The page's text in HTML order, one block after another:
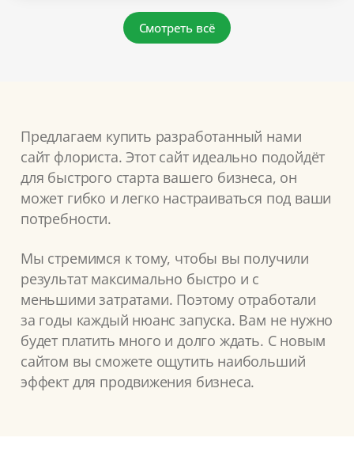
Смотреть всё
Предлагаем купить разработанный нами
сайт флориста. Этот сайт идеально подойдёт
для быстрого старта вашего бизнеса, он
может гибко и легко настраиваться под ваши
потребности.
Мы стремимся к тому, чтобы вы получили
результат максимально быстро и с
меньшими затратами. Поэтому отработали
за годы каждый нюанс запуска. Вам не нужно
будет платить много и долго ждать. С новым
сайтом вы сможете ощутить наибольший
эффект для продвижения бизнеса.